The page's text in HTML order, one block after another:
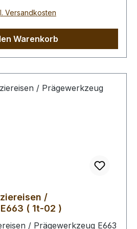
Punzieren des Leders bitte
Schwamm und
Im Anschluss kann das
Unabhängig davon, ob
mit unserem Leder
behandeln (Oberfläche wird
Bitte benutzen
Versandkosten
Warenkorb
/
( 1t-02 )
/ Prägewerkzeug E663